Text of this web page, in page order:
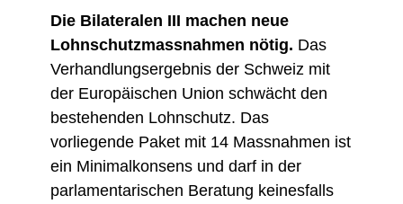
Die Bilateralen III machen neue
Lohnschutzmassnahmen nötig. Das
Verhandlungsergebnis der Schweiz mit
der Europäischen Union schwächt den
bestehenden Lohnschutz. Das
vorliegende Paket mit 14 Massnahmen ist
ein Minimalkonsens und darf in der
parlamentarischen Beratung keinesfalls